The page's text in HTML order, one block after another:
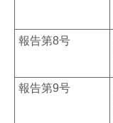
報告第8号
報告第9号